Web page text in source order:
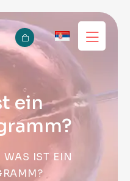
ein
WAS IST EIN